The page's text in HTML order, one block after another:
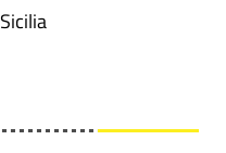
Sicilia